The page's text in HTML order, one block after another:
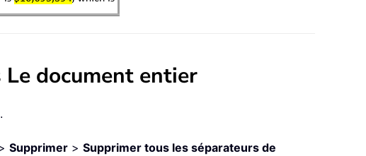
document entier
Supprimer > Supprimer tous les séparateurs de